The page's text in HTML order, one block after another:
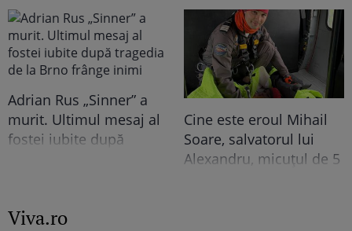
niciodată la TV: ”Eu am
cunoscut o altă latură a
relației lor. În casă era o
atmosferă..."
Indiei la București.
Niciodată nu a fost atât
de îndrăzneață!
Imaginile momentului
Adrian Rus „Sinner” a
murit. Ultimul mesaj al
fostei iubite după
Cine este eroul Mihail
Soare, salvatorul lui
Alexandru, micuțul de 5
Viva.ro